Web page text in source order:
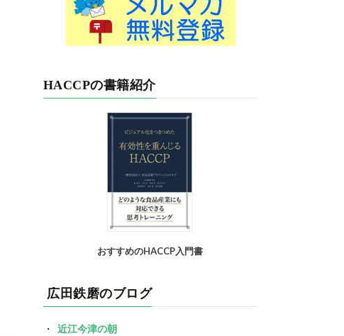
HACCPの書籍紹介
おすすめのHACCP入門書
広田鉄磨のブログ
近江今津の朝